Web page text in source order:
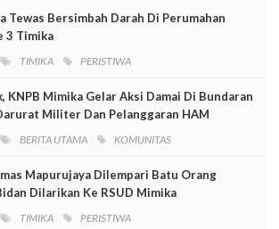
Tewas Bersimbah Darah Di Perumahan
3 Timika
TIMIKA PERISTIWA
KNPB Mimika Gelar Aksi Damai Di Bundaran
Militer Dan Pelanggaran HAM
BERITA UTAMA KOMUNITAS
Mapurujaya Dilempari Batu Orang
Dilarikan Ke RSUD Mimika
TIMIKA PERISTIWA